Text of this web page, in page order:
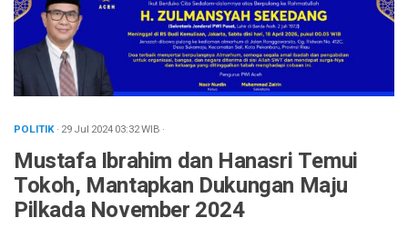
POLITIK· 29 Jul 202403:32WIB ·
Mustafa Ibrahim dan Hanasri Temui
Tokoh, Mantapkan Dukungan Maju
Pilkada November 2024